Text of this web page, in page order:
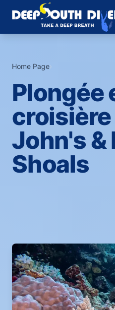
Home Page›
Plongée
croisière
John's &
Shoals